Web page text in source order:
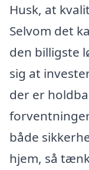
Husk, at
Selvom det
den billigste
sig at
der er
både
hjem, så